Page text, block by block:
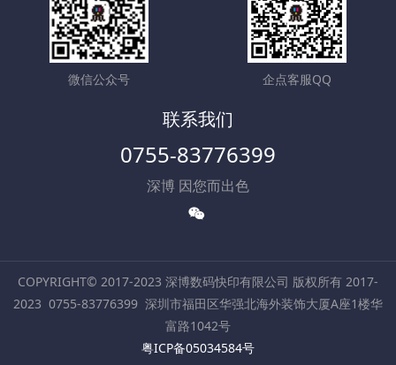
微信公众号 企点客服QQ
联系我们
0755-83776399
深博 因您而出色
COPYRIGHT© 2017-2023 深博数码快印有限公司 版权所有 2017-
2023 0755-83776399 深圳市福田区华强北海外装饰大厦A座1楼华
富路1042号
粤ICP备05034584号